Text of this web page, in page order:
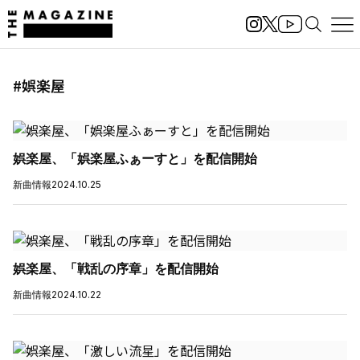
#娯楽屋
娯楽屋、「娯楽屋ふぁーすと」を配信開始
新曲情報2024.10.25
娯楽屋、「戦乱の序章」を配信開始
新曲情報2024.10.22